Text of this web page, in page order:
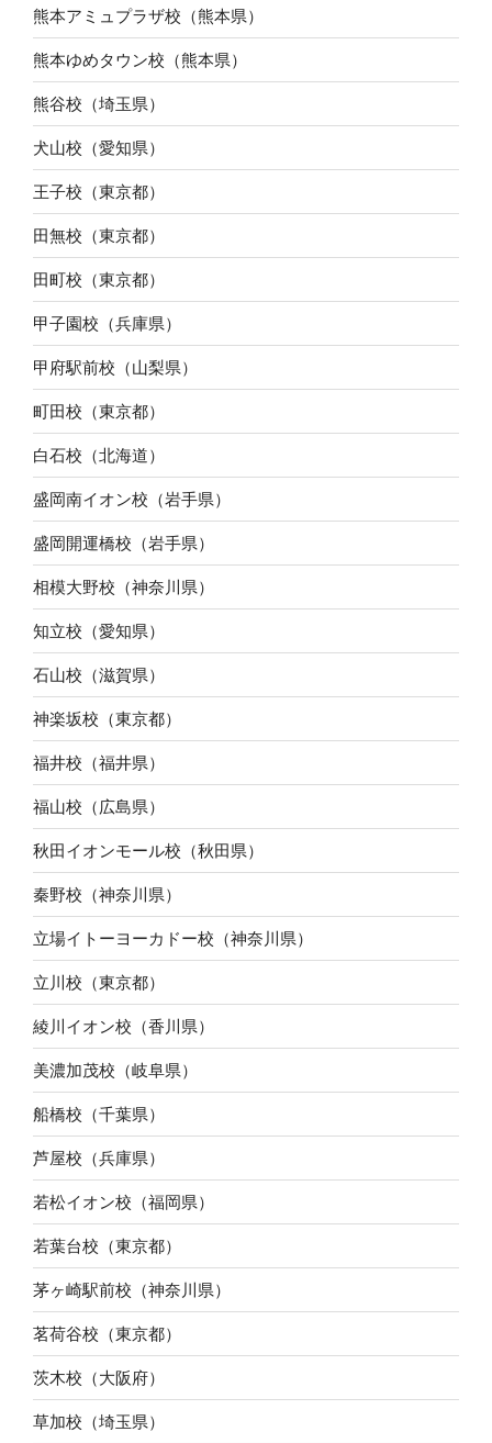
熊本アミュプラザ校（熊本県）
熊本ゆめタウン校（熊本県）
熊谷校（埼玉県）
犬山校（愛知県）
王子校（東京都）
田無校（東京都）
田町校（東京都）
甲子園校（兵庫県）
甲府駅前校（山梨県）
町田校（東京都）
白石校（北海道）
盛岡南イオン校（岩手県）
盛岡開運橋校（岩手県）
相模大野校（神奈川県）
知立校（愛知県）
石山校（滋賀県）
神楽坂校（東京都）
福井校（福井県）
福山校（広島県）
秋田イオンモール校（秋田県）
秦野校（神奈川県）
立場イトーヨーカドー校（神奈川県）
立川校（東京都）
綾川イオン校（香川県）
美濃加茂校（岐阜県）
船橋校（千葉県）
芦屋校（兵庫県）
若松イオン校（福岡県）
若葉台校（東京都）
茅ヶ崎駅前校（神奈川県）
茗荷谷校（東京都）
茨木校（大阪府）
草加校（埼玉県）